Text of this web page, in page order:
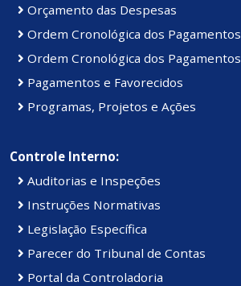
Orçamento das Despesas
Ordem Cronológica dos Pagamentos
Ordem Cronológica dos Pagamentos
Pagamentos e Favorecidos
Programas, Projetos e Ações
Controle Interno:
Auditorias e Inspeções
Instruções Normativas
Legislação Específica
Parecer do Tribunal de Contas
Portal da Controladoria